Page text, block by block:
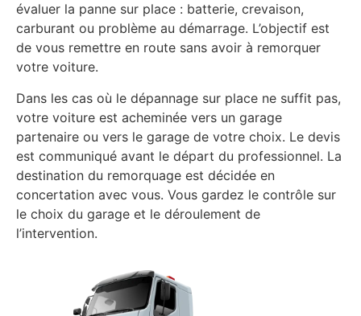
évaluer la panne sur place : batterie, crevaison,
carburant ou problème au démarrage. L’objectif est
de vous remettre en route sans avoir à remorquer
votre voiture.
Dans les cas où le dépannage sur place ne suffit pas,
votre voiture est acheminée vers un garage
partenaire ou vers le garage de votre choix. Le devis
est communiqué avant le départ du professionnel. La
destination du remorquage est décidée en
concertation avec vous. Vous gardez le contrôle sur
le choix du garage et le déroulement de
l’intervention.